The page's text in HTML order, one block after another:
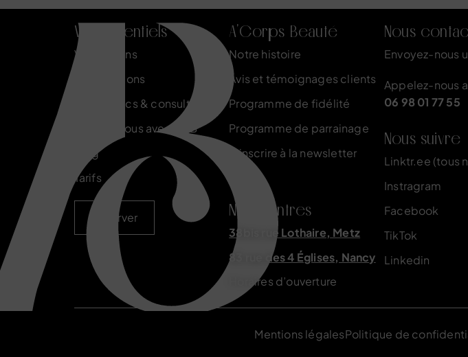
Vos essentiels
Vos besoins
Nos solutions
Diagnostics & consultations
Formez-vous avec ACB
Blog
Tarifs
Réserver
A'Corps Beauté
Notre histoire
Avis et témoignages clients
Programme de fidélité
Programme de parrainage
S'inscrire à la newsletter
Nos centres
38bis rue Lothaire, Metz
83 rue des 4 Églises, Nancy
Horaires d’ouverture
Nous
Envoyez-nous
Appelez-nous
06 98 01 77 55
Nous suivre
Linktr.ee (tous
Instragram
Facebook
TikTok
Linkedin
Mentions légalesPolitique de